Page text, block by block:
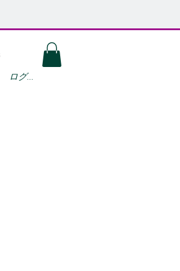
ログイン